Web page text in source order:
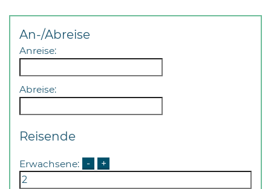
An-/Abreise
Anreise:
Abreise:
Reisende
Erwachsene: - +